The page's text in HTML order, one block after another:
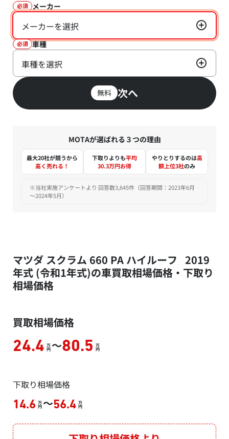
必須 メーカー
メーカーを選択
必須 車種
車種を選択
無料 次へ
MOTAが選ばれる３つの理由
最大20社が競うから
高く売れる！
下取りよりも平均
30.3万円お得
やりとりするのは高
額上位3社のみ
※当社実施アンケートより 回答数3,645件（回答期間：2023年6月
～2024年5月）
マツダ スクラム 660 PA ハイルーフ 2019
年式 (令和1年式)の車買取相場価格・下取り
相場価格
買取相場価格
24.4 万
円 ～80.5 万
円
下取り相場価格
14.6 万
円 ～56.4 万
円